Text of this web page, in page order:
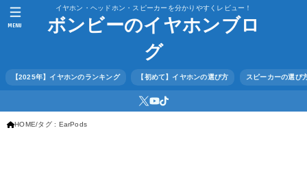
イヤホン・ヘッドホン・スピーカーを分かりやすくレビュー！
ボンビーのイヤホンブロ
グ
【2025年】イヤホンのランキング 【初めて】イヤホンの選び方 スピーカーの選び
MENU
HOME タグ : EarPods